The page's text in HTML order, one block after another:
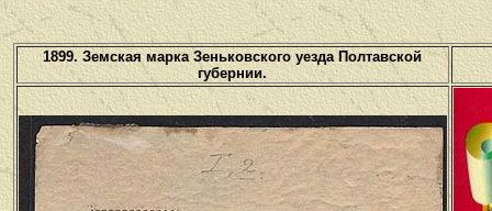
1899. Земская марка Зеньковского уезда Полтавской
губернии.